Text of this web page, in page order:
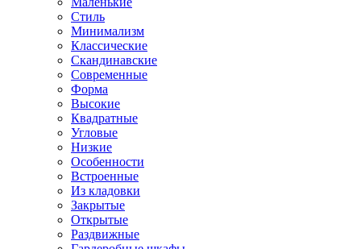
Стиль
Минимализм
Классические
Скандинавские
Современные
Форма
Высокие
Квадратные
Угловые
Низкие
Особенности
Встроенные
Из кладовки
Закрытые
Открытые
Раздвижные